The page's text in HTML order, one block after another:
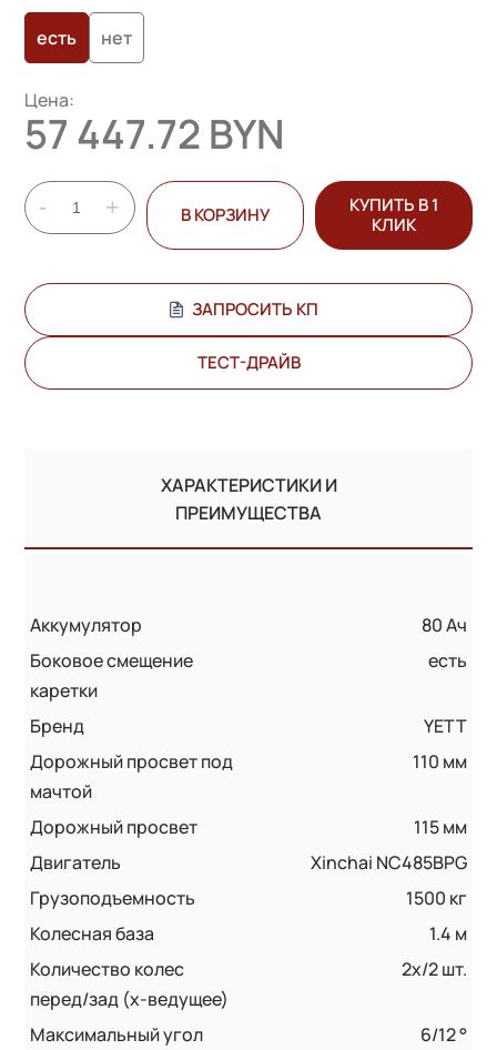
есть нет
Цена:
57 447.72 BYN
- + В КОРЗИНУ
КУПИТЬ В 1
КЛИК
ЗАПРОСИТЬ КП
ТЕСТ-ДРАЙВ
ХАРАКТЕРИСТИКИ И
ПРЕИМУЩЕСТВА
Аккумулятор
80 Ач
Боковое смещение
каретки
есть
Бренд
YETT
Дорожный просвет под
мачтой
110 мм
Дорожный просвет
115 мм
Двигатель
Xinchai NC485BPG
Грузоподъемность
1500 кг
Колесная база
1.4 м
Количество колес
перед/зад (x-ведущее)
2x/2 шт.
Максимальный угол
6/12 °